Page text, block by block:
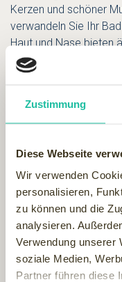
Zustimmung
Diese Webseite
Wir verwenden
personalisieren,
zu können und die
analysieren.
Verwendung unserer
soziale Medien,
Partner führen diese
Kerzen und schöner
verwandeln Sie Ihr
Haut und Nase bieten
individuell wählen und
oder Grapefruit oder
Nach dem Bad hüllen
Haut bereit für die
auf die noch feuchte
Inhaltsstoffe noch
einem nach Vanille
hat einen sinnlich-
beruhigende Wirkung.
ist ebenfalls ein
Haut straffen und